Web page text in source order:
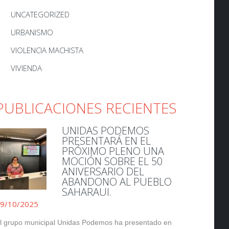
UNCATEGORIZED
URBANISMO
VIOLENCIA MACHISTA
VIVIENDA
RECIENTES
UNIDAS PODEMOS
PRESENTARÁ EN EL
PRÓXIMO PLENO UNA
MOCIÓN SOBRE EL 50
ANIVERSARIO DEL
ABANDONO AL PUEBLO
SAHARAUI.
10/2025
grupo municipal Unidas Podemos ha presentado en